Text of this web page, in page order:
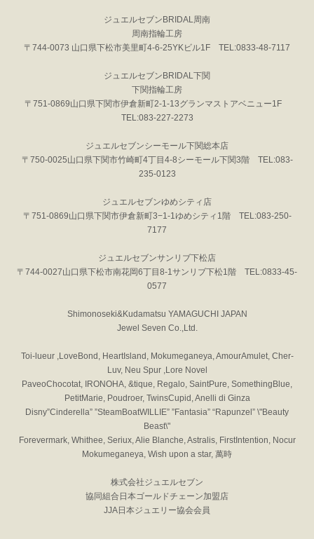
ジュエルセブンBRIDAL周南
周南指輪工房
〒744-0073 山口県下松市美里町4-6-25YKビル1F TEL:0833-48-7117
ジュエルセブンBRIDAL下関
下関指輪工房
〒751-0869山口県下関市伊倉新町2-1-13グランマストアベニュー1F
TEL:083-227-2273
ジュエルセブンシーモール下関総本店
〒750-0025山口県下関市竹崎町4丁目4-8シーモール下関3階 TEL:083-
235-0123
ジュエルセブンゆめシティ店
〒751-0869山口県下関市伊倉新町3−1-1ゆめシティ1階 TEL:083-250-
7177
ジュエルセブンサンリブ下松店
〒744-0027山口県下松市南花岡6丁目8-1サンリブ下松1階 TEL:0833-45-
0577
Shimonoseki&Kudamatsu YAMAGUCHI JAPAN
Jewel Seven Co.,Ltd.
Toi-lueur ,LoveBond, HeartIsland, Mokumeganeya, AmourAmulet, Cher-
Luv, Neu Spur ,Lore Novel
PaveoChocotat, IRONOHA, &tique, Regalo, SaintPure, SomethingBlue,
PetitMarie, Poudroer, TwinsCupid, Anelli di Ginza
Disny”Cinderella” ”SteamBoatWILLIE” ”Fantasia” “Rapunzel” \"Beauty
Beast\"
Forevermark, Whithee, Seriux, Alie Blanche, Astralis, FirstIntention, Nocur
Mokumeganeya, Wish upon a star, 萬時
株式会社ジュエルセブン
協同組合日本ゴールドチェーン加盟店
JJA日本ジュエリー協会会員